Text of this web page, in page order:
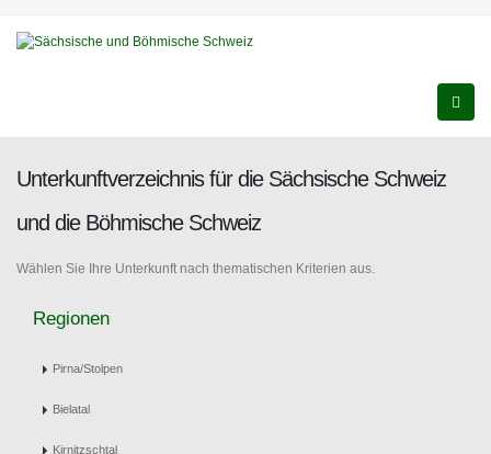
Unterkunftverzeichnis für die Sächsische Schweiz
und die Böhmische Schweiz
Wählen Sie Ihre Unterkunft nach thematischen Kriterien aus.
Regionen
Pirna/Stolpen
Bielatal
Kirnitzschtal